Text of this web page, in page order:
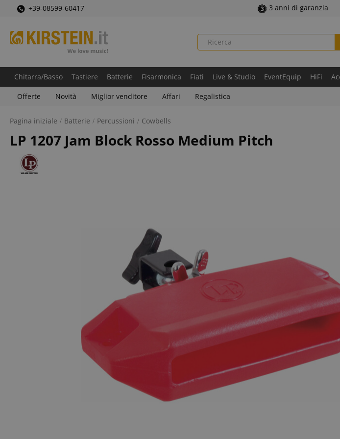
+39-08599-60417 3 anni di garanzia
Chitarra/Basso Tastiere Batterie Fisarmonica Fiati Live & Studio EventEquip HiFi
Offerte Novità Miglior venditore Affari Regalistica
Pagina iniziale Batterie Percussioni Cowbells
LP 1207 Jam Block Rosso Medium Pitch